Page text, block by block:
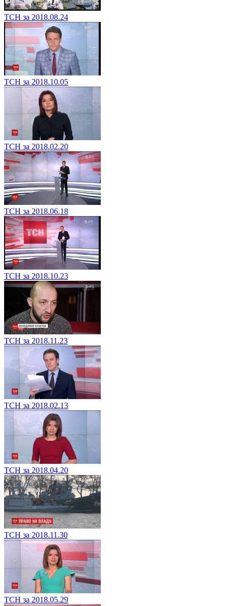
ТСН за 2018.08.24
ТСН за 2018.10.05
ТСН за 2018.02.20
ТСН за 2018.06.18
ТСН за 2018.10.23
ТСН за 2018.11.23
ТСН за 2018.02.13
ТСН за 2018.04.20
ТСН за 2018.11.30
ТСН за 2018.05.29